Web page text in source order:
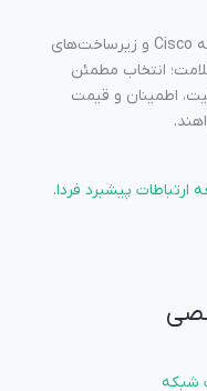
تأمین سرور استوک HP، تجهیزات شبکه Cisco و زیرساخت‌های
انتخاب مطمئن
اطمینان و قیمت
ارتباطات پیشبرد فردا.
شبکه